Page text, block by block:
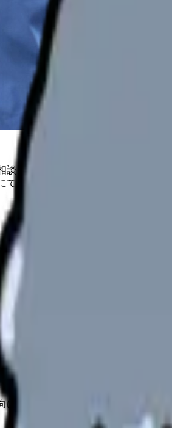
談・医院向けサービスへの問い合
ご確認ください。
の差は依然として大きな課題となっ
ニズム
対策方法
断基準
ヒント
、制度やサービスの最新条件は公
に残せます。